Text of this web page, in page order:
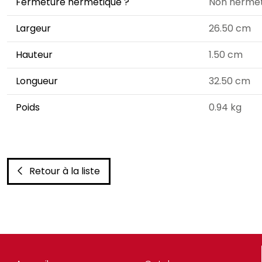
Largeur
26.50 cm
Hauteur
1.50 cm
Longueur
32.50 cm
Poids
0.94 kg
Retour à la liste